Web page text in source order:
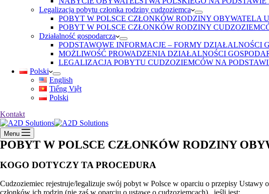
Legalizacja pobytu członka rodziny cudzoziemca
POBYT W POLSCE CZŁONKÓW RODZINY OBYWATELA
POBYT W POLSCE CZŁONKÓW RODZINY
Działalność gospodarcza
PODSTAWOWE INFORMACJE – FORMY DZIAŁALNOŚCI
MOŻLIWOŚĆ PROWADZENIA DZIAŁALNOŚCI
LEGALIZACJA POBYTU CUDZOZIEMCÓW NA
Polski
English
Tiếng Việt
Polski
Kontakt
Menu
POBYT W POLSCE CZŁONKÓW RODZINY
KOGO DOTYCZY TA PROCEDURA
Cudzoziemiec rejestruje/legalizuje swój pobyt w Polsce w oparciu o przepisy